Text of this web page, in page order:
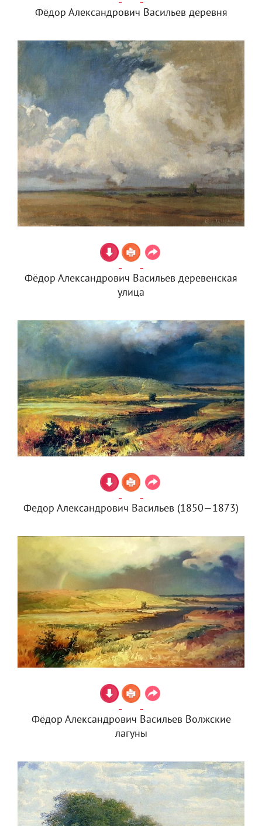
Фёдор Александрович Васильев деревня
Фёдор Александрович Васильев деревенская
улица
Федор Александрович Васильев (1850—1873)
Фёдор Александрович Васильев Волжские
лагуны